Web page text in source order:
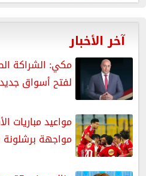
آخر الأخبار
مكي: الشراكة
لفتح أسواق
مواعيد مباريات
مواجهة برشلونة